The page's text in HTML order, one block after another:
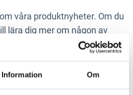
Information Om
våra produktnyheter. Om du
lära dig mer om någon av
inte att höra av dig till din